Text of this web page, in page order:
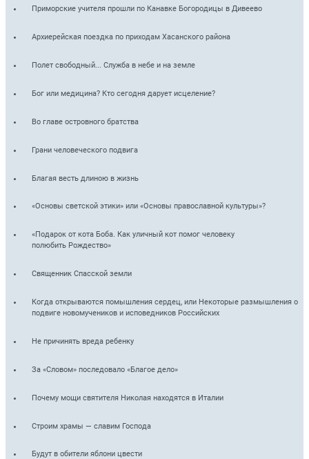
Приморские учителя прошли по Канавке Богородицы в Дивеево
Архиерейская поездка по приходам Хасанского района
Полет свободный... Служба в небе и на земле
Бог или медицина? Кто сегодня дарует исцеление?
Во главе островного братства
Грани человеческого подвига
Благая весть длиною в жизнь
«Основы светской этики» или «Основы православной культуры»?
«Подарок от кота Боба. Как уличный кот помог человеку
полюбить Рождество»
Священник Спасской земли
Когда открываются помышления сердец, или Некоторые размышления о
подвиге новомучеников и исповедников Российских
Не причинять вреда ребенку
За «Словом» последовало «Благое дело»
Почему мощи святителя Николая находятся в Италии
Строим храмы — славим Господа
Будут в обители яблони цвести